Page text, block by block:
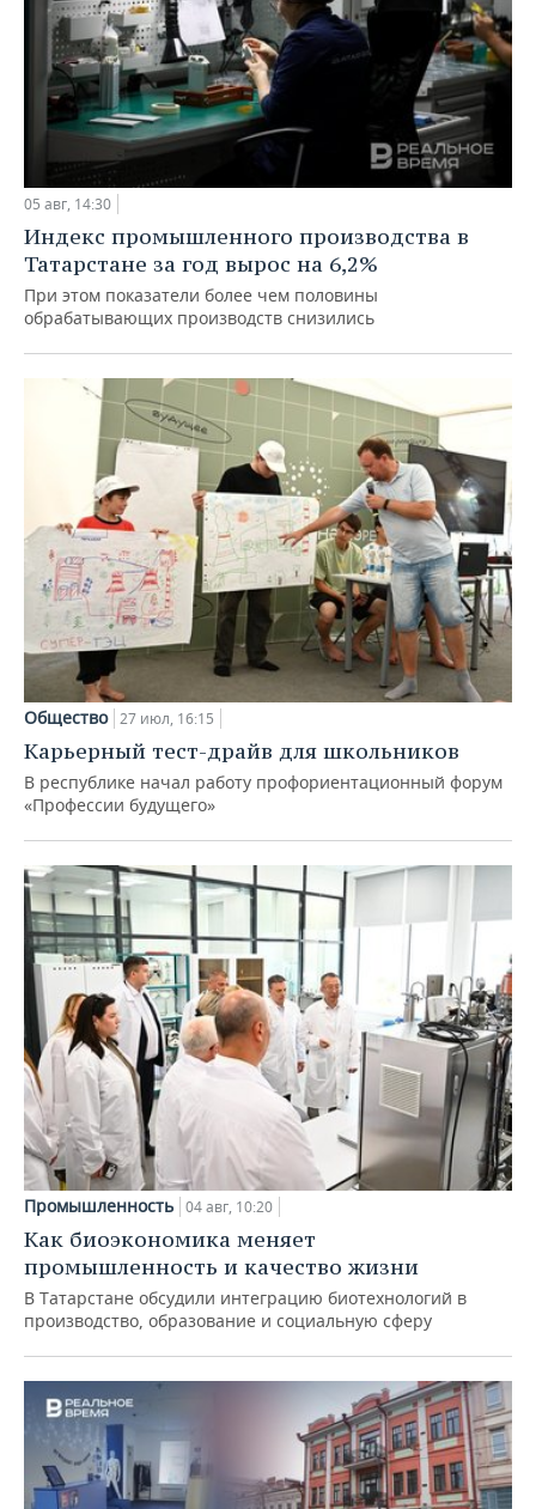
05 авг, 14:30
Индекс промышленного производства в
Татарстане за год вырос на 6,2%
При этом показатели более чем половины
обрабатывающих производств снизились
Общество 27 июл, 16:15
Карьерный тест-драйв для школьников
В республике начал работу профориентационный форум
«Профессии будущего»
Промышленность 04 авг, 10:20
Как биоэкономика меняет
промышленность и качество жизни
В Татарстане обсудили интеграцию биотехнологий в
производство, образование и социальную сферу